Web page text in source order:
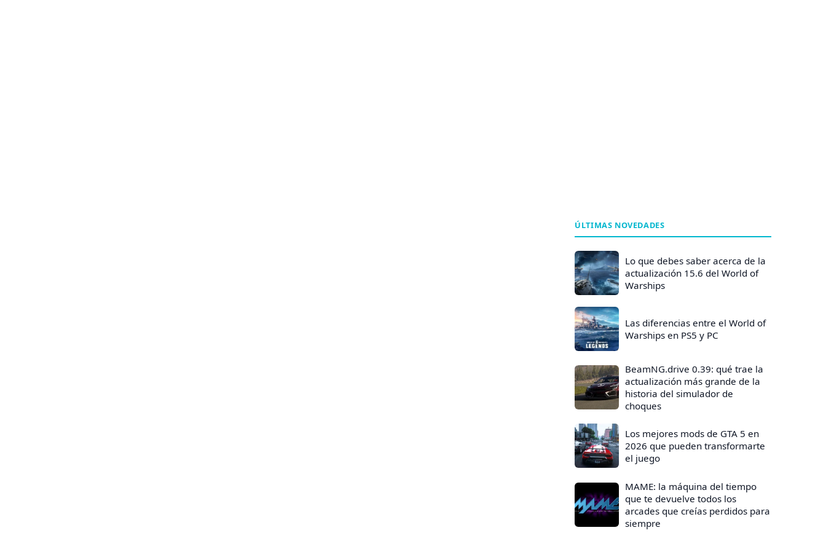
ÚLTIMAS NOVEDADES
Lo que debes saber acerca de la
actualización 15.6 del World of
Warships
Las diferencias entre el World of
Warships en PS5 y PC
BeamNG.drive 0.39: qué trae la
actualización más grande de la
historia del simulador de
choques
Los mejores mods de GTA 5 en
2026 que pueden transformarte
el juego
MAME: la máquina del tiempo
que te devuelve todos los
arcades que creías perdidos para
siempre